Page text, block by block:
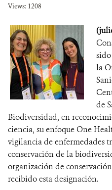
Views: 1208
la
de
Biodiversidad, en
ciencia, su enfoque One
vigilancia de enfermedades
conservación de la
organización de
recibido esta designación.